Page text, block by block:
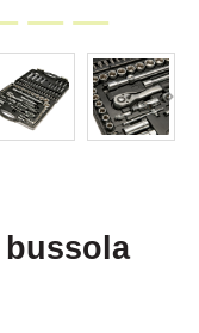
bussola